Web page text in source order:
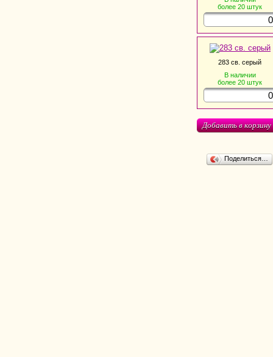
более 20штук
283 св. серый
В наличии
более 20штук
Добавить в корзину
Поделиться…